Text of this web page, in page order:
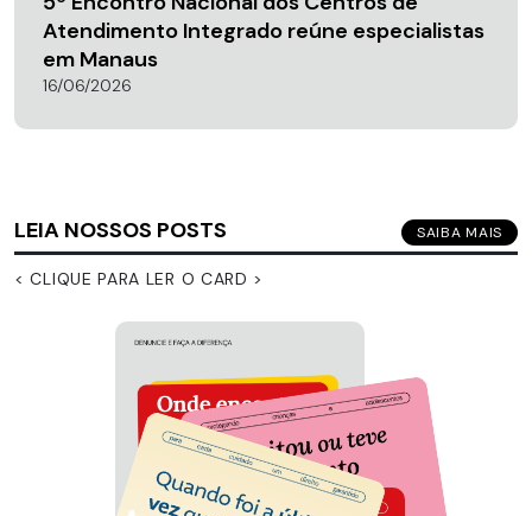
Atendimento Integrado reúne especialistas
em Manaus
16/06/2026
LEIA NOSSOS POSTS SAIBA MAIS
< CLIQUE PARA LER O CARD >